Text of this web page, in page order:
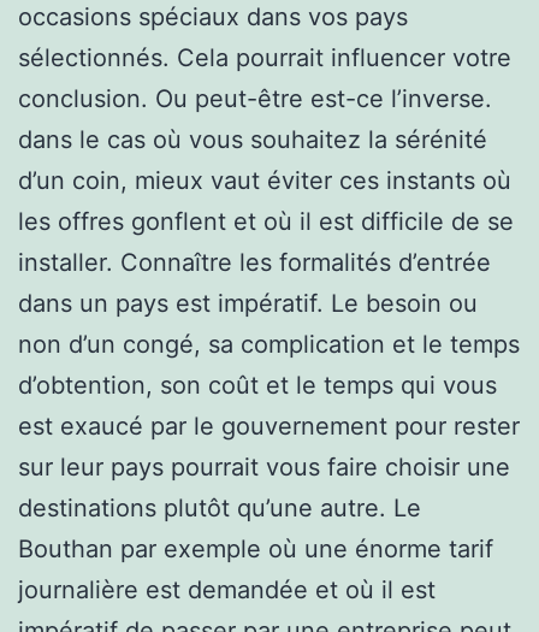
occasions spéciaux dans vos pays
sélectionnés. Cela pourrait influencer votre
conclusion. Ou peut-être est-ce l’inverse.
dans le cas où vous souhaitez la sérénité
d’un coin, mieux vaut éviter ces instants où
les offres gonflent et où il est difficile de se
installer. Connaître les formalités d’entrée
dans un pays est impératif. Le besoin ou
non d’un congé, sa complication et le temps
d’obtention, son coût et le temps qui vous
est exaucé par le gouvernement pour rester
sur leur pays pourrait vous faire choisir une
destinations plutôt qu’une autre. Le
Bouthan par exemple où une énorme tarif
journalière est demandée et où il est